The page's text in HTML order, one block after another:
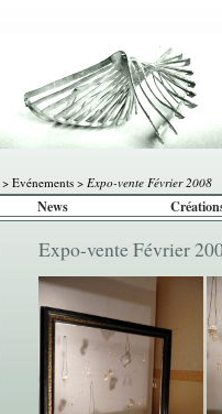
> Evénements > Expo-vente Février 2008
News
Expo-vente Février